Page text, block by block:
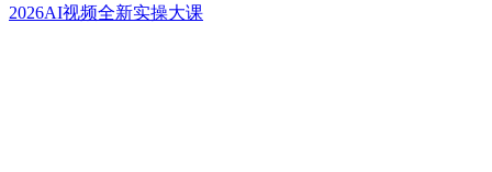
2026AI视频全新实操大课